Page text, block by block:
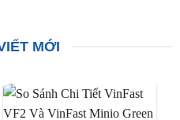
MỚI